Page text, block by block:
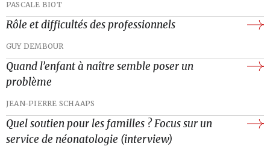
PASCALE BIOT
Rôle et difficultés des professionnels
GUY DEMBOUR
Quand l’enfant à naître semble poser un
problème
JEAN-PIERRE SCHAAPS
Quel soutien pour les familles ? Focus sur un
service de néonatologie (interview)